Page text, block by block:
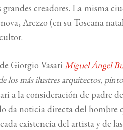
creadores. La misma
Arezzo (en su Toscana
Giorgio VasariMiguel Ángel
los más ilustres arquitectos,
a la consideración de padre
da noticia directa del hombre
existencia del artista y de